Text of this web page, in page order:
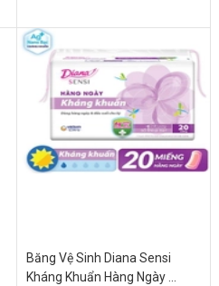
Băng Vệ Sinh Diana Sensi
Kháng Khuẩn Hàng Ngày ...